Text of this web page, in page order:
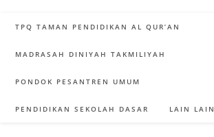
TPQ TAMAN PENDIDIKAN AL QUR’AN
MADRASAH DINIYAH TAKMILIYAH
PONDOK PESANTREN UMUM
PENDIDIKAN SEKOLAH DASAR LAIN LAIN